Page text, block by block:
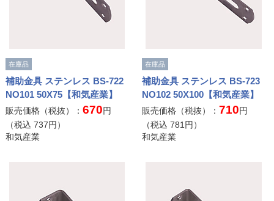
在庫品
補助金具 ステンレス BS-722
NO101 50X75【和気産業】
販売価格（税抜）： 670円
（税込 737円）
和気産業
在庫品
補助金具 ステンレス BS-723
NO102 50X100【和気産業】
販売価格（税抜）： 710円
（税込781 円）
和気産業